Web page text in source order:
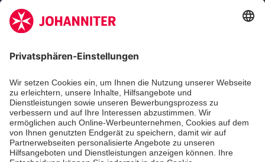
Zertifizierung der Johanniter-Unfall-Hilfe e.V.
Die Johanniter GmbH führt das Spendenzertifikat
des Deutschen Spendenrats e.V.